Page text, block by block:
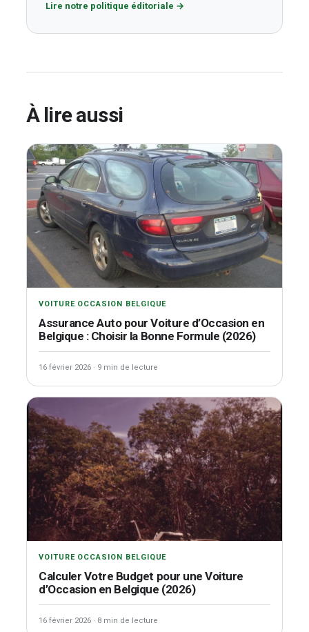
Lire notre politique éditoriale →
À lire aussi
VOITURE OCCASION BELGIQUE
Assurance Auto pour Voiture d’Occasion en
Belgique : Choisir la Bonne Formule (2026)
16 février 2026 · 9 min de lecture
VOITURE OCCASION BELGIQUE
Calculer Votre Budget pour une Voiture
d’Occasion en Belgique (2026)
16 février 2026 · 8 min de lecture